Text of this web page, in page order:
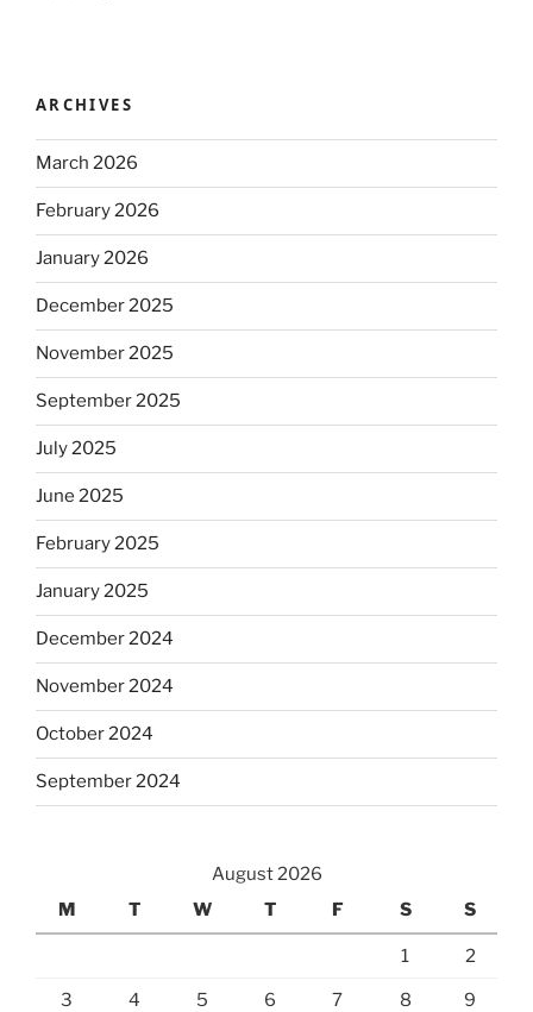
ARCHIVES
March 2026
February 2026
January 2026
December 2025
November 2025
September 2025
July 2025
June 2025
February 2025
January 2025
December 2024
November 2024
October 2024
September 2024
August 2026
M
T W T F S S
1 2
3 4 5 6 7 8 9